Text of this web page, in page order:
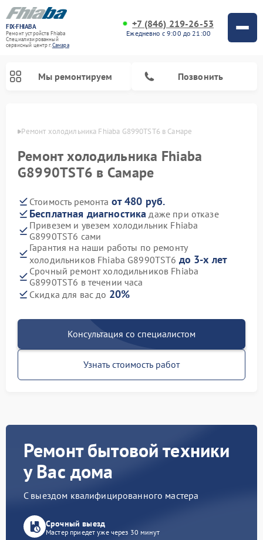
FIX-FHIABA
Ремонт устройств Fhiaba
Специализированный
cервисный центр г.Самара
+7 (846) 219-26-53
Ежедневно с 9:00 до 21:00
Мы ремонтируем Позвонить
Ремонт холодильника Fhiaba G8990TST6 в Самаре
Ремонт холодильника Fhiaba
G8990TST6 в Самаре
Стоимость ремонта от 480 руб.
Бесплатная диагностика даже при отказе
Привезем и увезем холодильник Fhiaba
G8990TST6 сами
Гарантия на наши работы по ремонту
холодильников Fhiaba G8990TST6 до 3-х лет
Срочный ремонт холодильников Fhiaba
G8990TST6 в течении часа
Скидка для вас до 20%
Консультация со специалистом
Узнать стоимость работ
Ремонт бытовой техники
у Вас дома
С выездом квалифицированного мастера
Срочный выезд
Мастер приедет уже через 30 минут